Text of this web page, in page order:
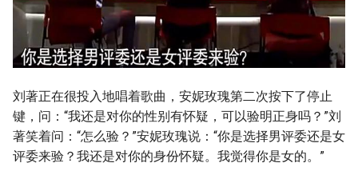
刘著正在很投入地唱着歌曲，安妮玫瑰第二次按下了停止
键，问：“我还是对你的性别有怀疑，可以验明正身吗？”刘
著笑着问：“怎么验？”安妮玫瑰说：“你是选择男评委还是女
评委来验？我还是对你的身份怀疑。我觉得你是女的。”